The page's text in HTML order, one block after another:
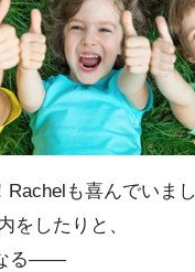
も喜んでいまし
をしたりと、
なる――